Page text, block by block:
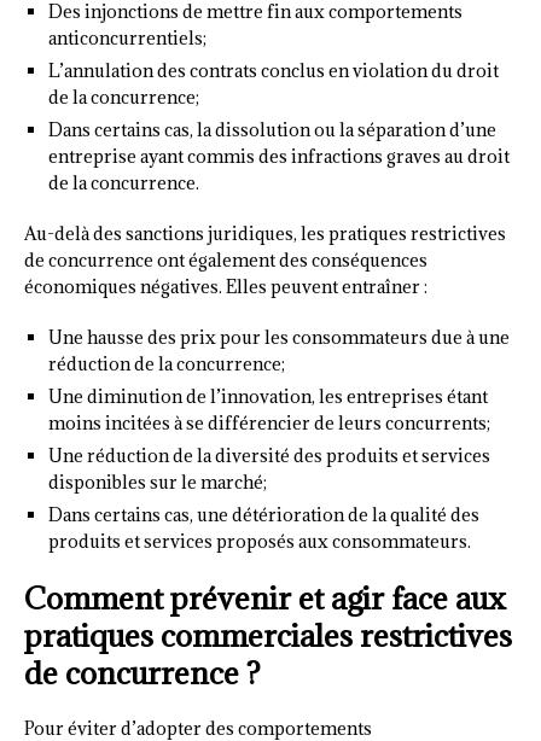
Des injonctions de mettre fin aux comportements
anticoncurrentiels;
L’annulation des contrats conclus en violation du droit
de la concurrence;
Dans certains cas, la dissolution ou la séparation d’une
entreprise ayant commis des infractions graves au droit
de la concurrence.
Au-delà des sanctions juridiques, les pratiques restrictives
de concurrence ont également des conséquences
économiques négatives. Elles peuvent entraîner :
Une hausse des prix pour les consommateurs due à une
réduction de la concurrence;
Une diminution de l’innovation, les entreprises étant
moins incitées à se différencier de leurs concurrents;
Une réduction de la diversité des produits et services
disponibles sur le marché;
Dans certains cas, une détérioration de la qualité des
produits et services proposés aux consommateurs.
Comment prévenir et agir face aux
pratiques commerciales restrictives
de concurrence ?
Pour éviter d’adopter des comportements